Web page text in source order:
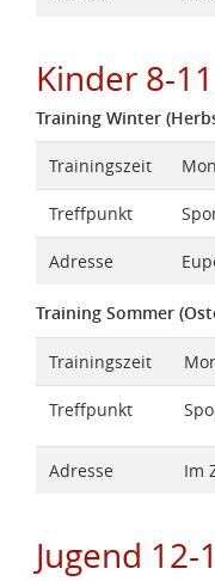
Kinder 8-
Training Winter
Trainingszeit
Treffpunkt
Adresse
Training Sommer
Trainingszeit
Treffpunkt
Adresse Im
Jugend 12-